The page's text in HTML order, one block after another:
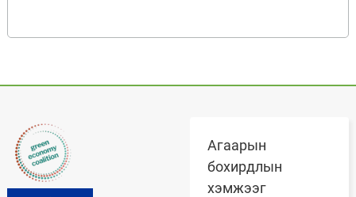
Агаарын
бохирдлын
хэмжээг